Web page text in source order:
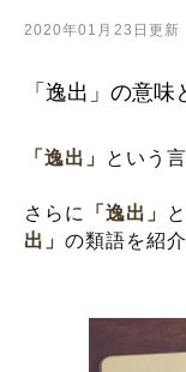
2020年01月23日更新
「逸出」の意
「逸出」 という
さらに 「逸出」
出」の類語を紹